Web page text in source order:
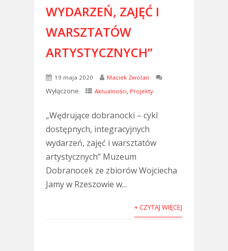
WYDARZEŃ, ZAJĘĆ I
WARSZTATÓW
ARTYSTYCZNYCH”
19 maja 2020 Maciek Zwolan
Wyłączone Aktualności, Projekty
„Wędrujące dobranocki – cykl
dostępnych, integracyjnych
wydarzeń, zajęć i warsztatów
artystycznych” Muzeum
Dobranocek ze zbiorów Wojciecha
Jamy w Rzeszowie w...
+ CZYTAJ WIĘCEJ